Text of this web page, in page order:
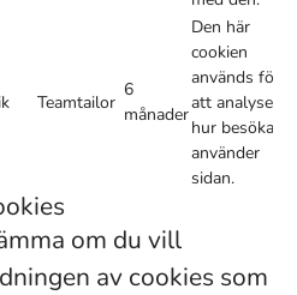
Teamtailor
6
månader
Den här
cookien
används för
att analysera
hur besökare
använder
sidan.
om du vill
av cookies som